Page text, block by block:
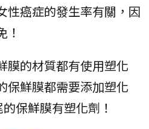
性癌症的發生率有關，因
！
膜的材質都有使用塑化
保鮮膜都需要添加塑化
保鮮膜有塑化劑！